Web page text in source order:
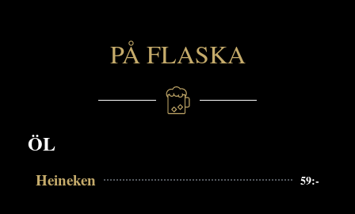
PÅ FLASKA
ÖL
Heineken 59:-